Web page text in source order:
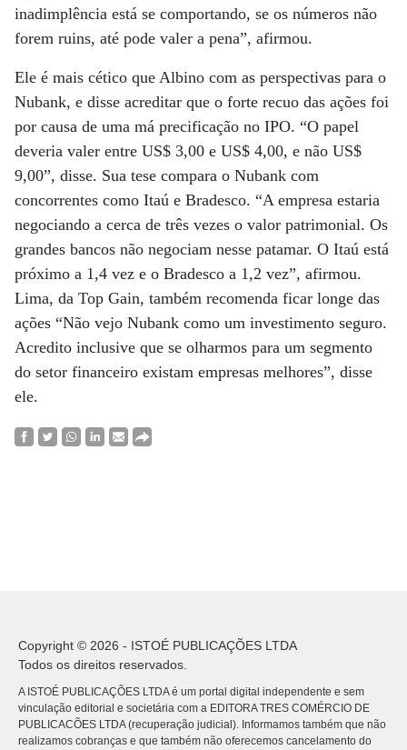
inadimplência está se comportando, se os números não
forem ruins, até pode valer a pena”, afirmou.
Ele é mais cético que Albino com as perspectivas para o
Nubank, e disse acreditar que o forte recuo das ações foi
por causa de uma má precificação no IPO. “O papel
deveria valer entre US$ 3,00 e US$ 4,00, e não US$
9,00”, disse. Sua tese compara o Nubank com
concorrentes como Itaú e Bradesco. “A empresa estaria
negociando a cerca de três vezes o valor patrimonial. Os
grandes bancos não negociam nesse patamar. O Itaú está
próximo a 1,4 vez e o Bradesco a 1,2 vez”, afirmou.
Lima, da Top Gain, também recomenda ficar longe das
ações “Não vejo Nubank como um investimento seguro.
Acredito inclusive que se olharmos para um segmento
do setor financeiro existam empresas melhores”, disse
ele.
Copyright © 2026 - ISTOÉ PUBLICAÇÕES LTDA
Todos os direitos reservados.
A ISTOÉ PUBLICAÇÕES LTDA é um portal digital independente e sem
vinculação editorial e societária com a EDITORA TRES COMÉRCIO DE
PUBLICACÕES LTDA (recuperação judicial). Informamos também que não
realizamos cobranças e que também não oferecemos cancelamento do